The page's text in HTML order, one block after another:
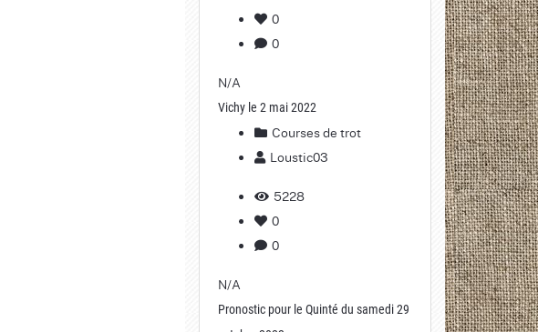
0
0
N/A
Vichy le 2 mai 2022
Courses de trot
Loustic03
5228
0
0
N/A
Pronostic pour le Quinté du samedi 29